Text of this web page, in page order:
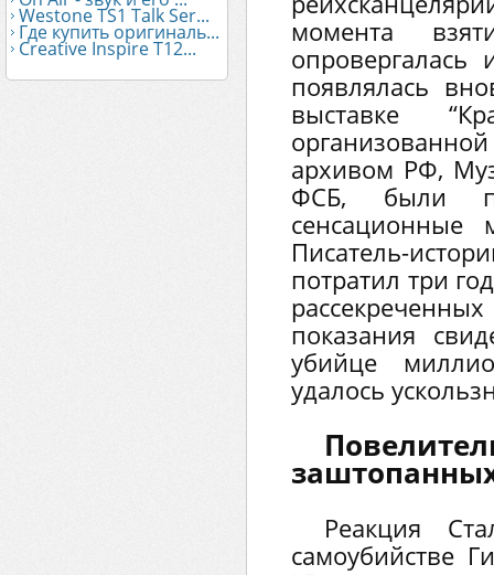
Westone TS1 Talk Ser...
Где купить оригиналь...
Creative Inspire T12...
момента
появлялась
выставке
архивом РФ,
ФСБ, были
сенсационные
Писатель-
потратил три
показания
убийце
удалось
Реакция
самоубийстве